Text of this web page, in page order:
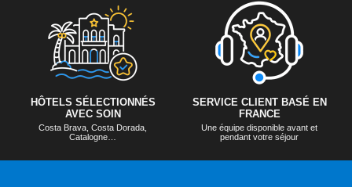
HÔTELS SÉLECTIONNÉS
AVEC SOIN
Costa Brava, Costa Dorada,
Catalogne…
SERVICE CLIENT BASÉ EN
FRANCE
Une équipe disponible avant et
pendant votre séjour